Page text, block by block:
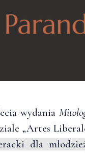
wydania
„Artes
dla